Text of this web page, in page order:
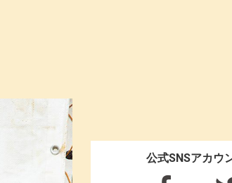
公式SNSアカウ